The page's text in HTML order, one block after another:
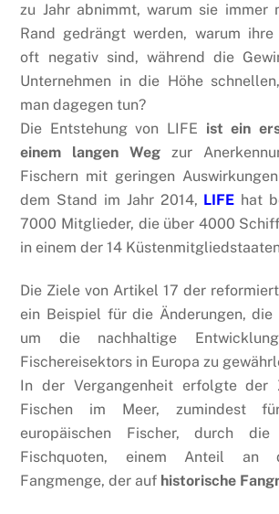
zu Jahr abnimmt, warum sie immer
Rand gedrängt werden, warum ihre
oft negativ sind, während die
Unternehmen in die Höhe
man dagegen tun?
Die Entstehung von LIFE ist ein
einem langen Weg zur
Fischern mit geringen
dem Stand im Jahr 2014, LIFE hat
7000 Mitglieder, die über 4000
in einem der 14
Die Ziele von Artikel 17 der
ein Beispiel für die Änderungen, die
um die nachhaltige
Fischereisektors in Europa zu
In der Vergangenheit erfolgte der
Fischen im Meer, zumindest
europäischen Fischer, durch
Fischquoten, einem Anteil an
Fangmenge, der auf historische